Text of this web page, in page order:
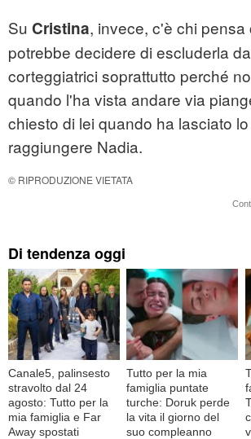
Su Cristina, invece, c'è chi
potrebbe decidere di escluderla
corteggiatrici soprattutto perché
quando l'ha vista andare via
chiesto di lei quando ha lasciato
raggiungere Nadia.
© RIPRODUZIONE VIETATA
Di tendenza oggi
Canale5, palinsesto
stravolto dal 24
agosto: Tutto per la
mia famiglia e Far
Away spostati
Tutto per la mia
famiglia puntate
turche: Doruk perde
la vita il giorno del
suo compleanno